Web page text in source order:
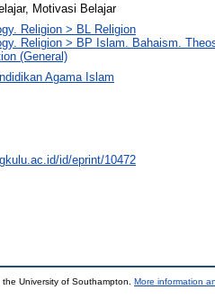
Motivasi Belajar
Religion > BL Religion
Religion > BP Islam. Bahaism.
(General)
Agama Islam
id/eprint/10472
the University of Southampton. More information